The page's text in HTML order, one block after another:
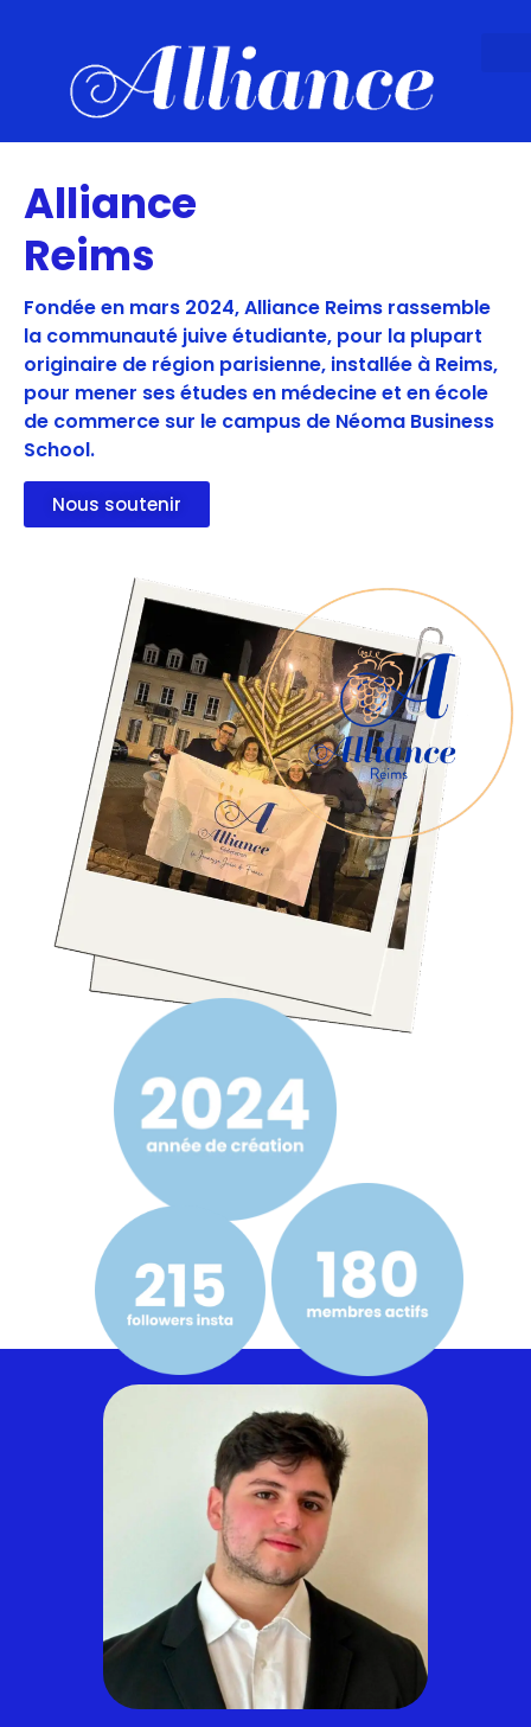
Alliance
Reims
Fondée en mars 2024, Alliance Reims rassemble
la communauté juive étudiante, pour la plupart
originaire de région parisienne, installée à Reims,
pour mener ses études en médecine et en école
de commerce sur le campus de Néoma Business
School.
Nous soutenir